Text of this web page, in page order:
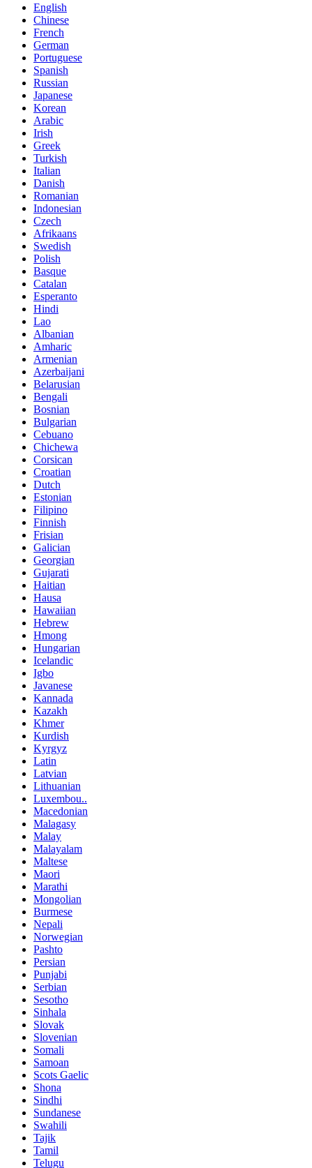
English
Chinese
French
German
Portuguese
Spanish
Russian
Japanese
Korean
Arabic
Irish
Greek
Turkish
Italian
Danish
Romanian
Indonesian
Czech
Afrikaans
Swedish
Polish
Basque
Catalan
Esperanto
Hindi
Lao
Albanian
Amharic
Armenian
Azerbaijani
Belarusian
Bengali
Bosnian
Bulgarian
Cebuano
Chichewa
Corsican
Croatian
Dutch
Estonian
Filipino
Finnish
Frisian
Galician
Georgian
Gujarati
Haitian
Hausa
Hawaiian
Hebrew
Hmong
Hungarian
Icelandic
Igbo
Javanese
Kannada
Kazakh
Khmer
Kurdish
Kyrgyz
Latin
Latvian
Lithuanian
Luxembou..
Macedonian
Malagasy
Malay
Malayalam
Maltese
Maori
Marathi
Mongolian
Burmese
Nepali
Norwegian
Pashto
Persian
Punjabi
Serbian
Sesotho
Sinhala
Slovak
Slovenian
Somali
Samoan
Scots Gaelic
Shona
Sindhi
Sundanese
Swahili
Tajik
Tamil
Telugu